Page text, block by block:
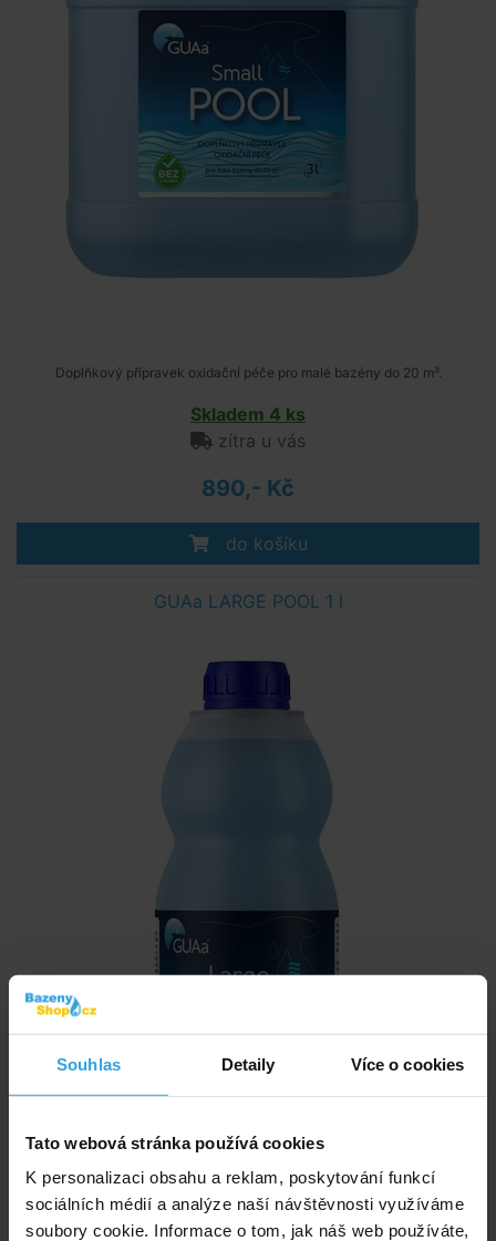
Souhlas Detaily Více o cookies
Tato webová stránka používá cookies
K personalizaci obsahu a reklam, poskytování funkcí
sociálních médií a analýze naší návštěvnosti využíváme
soubory cookie. Informace o tom, jak náš web používáte,
Doplňkový přípravek oxidační péče pro malé bazény do 20 m³.
Skladem 4 ks
zítra u vás
890,- Kč
do košíku
GUAa LARGE POOL 1 l
Doplňkový přípravek oxidační péče pro velké bazény nad 20 m³.